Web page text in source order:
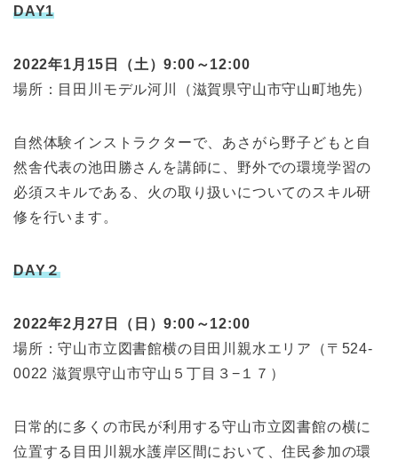
DAY1
2022年1月15日（土）9:00～12:00
場所：目田川モデル河川（滋賀県守山市守山町地先）
自然体験インストラクターで、あさがら野子どもと自
然舎代表の池田勝さんを講師に、野外での環境学習の
必須スキルである、火の取り扱いについてのスキル研
修を行います。
DAY２
2022年2月27日（日）9:00～12:00
場所：守山市立図書館横の目田川親水エリア（〒524-
0022 滋賀県守山市守山５丁目３−１７）
日常的に多くの市民が利用する守山市立図書館の横に
位置する目田川親水護岸区間において、住民参加の環